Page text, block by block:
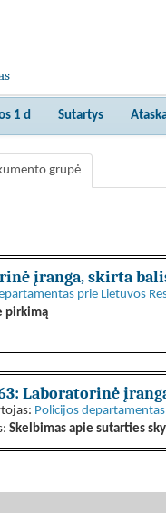
1 d Sutartys
grupė
įranga, skirta
prie Lietuvos
pirkimą
Laboratorinė
Policijos
Skelbimas apie sutarties